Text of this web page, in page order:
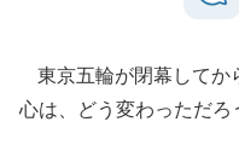
東京五輪が閉幕してか
心は、どう変わっただろ